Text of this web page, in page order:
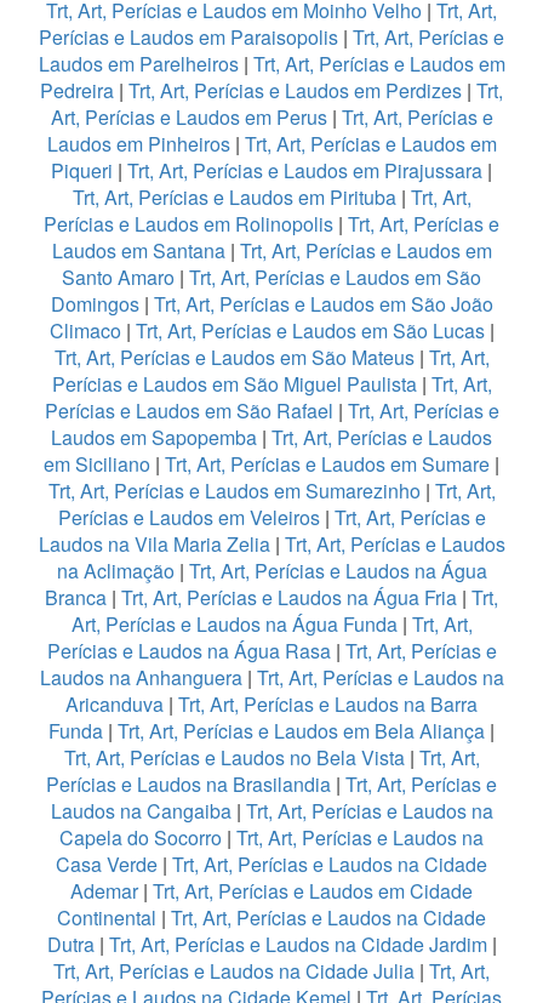
Trt, Art, Perícias e Laudos em Moinho Velho | Trt, Art,
Perícias e Laudos em Paraisopolis | Trt, Art, Perícias e
Laudos em Parelheiros| Trt, Art, Perícias e Laudos em
Pedreira | Trt, Art, Perícias e Laudos em Perdizes | Trt,
Art, Perícias e Laudos em Perus| Trt, Art, Perícias e
Laudos em Pinheiros| Trt, Art, Perícias e Laudos em
Piqueri | Trt, Art, Perícias e Laudos em Pirajussara |
Trt, Art, Perícias e Laudos em Pirituba| Trt, Art,
Perícias e Laudos em Rolinopolis | Trt, Art, Perícias e
Laudos em Santana| Trt, Art, Perícias e Laudos em
Santo Amaro | Trt, Art, Perícias e Laudos em São
Domingos| Trt, Art, Perícias e Laudos em São João
Climaco| Trt, Art, Perícias e Laudos em São Lucas|
Trt, Art, Perícias e Laudos em São Mateus | Trt, Art,
Perícias e Laudos em São Miguel Paulista| Trt, Art,
Perícias e Laudos em São Rafael | Trt, Art, Perícias e
Laudos em Sapopemba | Trt, Art, Perícias e Laudos
em Siciliano | Trt, Art, Perícias e Laudos em Sumare |
Trt, Art, Perícias e Laudos em Sumarezinho| Trt, Art,
Perícias e Laudos em Veleiros| Trt, Art, Perícias e
Laudos na Vila Maria Zelia| Trt, Art, Perícias e Laudos
na Aclimação| Trt, Art, Perícias e Laudos na Água
Branca | Trt, Art, Perícias e Laudos na Água Fria | Trt,
Art, Perícias e Laudos na Água Funda| Trt, Art,
Perícias e Laudos na Água Rasa | Trt, Art, Perícias e
Laudos na Anhanguera| Trt, Art, Perícias e Laudos na
Aricanduva | Trt, Art, Perícias e Laudos na Barra
Funda | Trt, Art, Perícias e Laudos em Bela Aliança |
Trt, Art, Perícias e Laudos no Bela Vista| Trt, Art,
Perícias e Laudos na Brasilandia | Trt, Art, Perícias e
Laudos na Cangaiba| Trt, Art, Perícias e Laudos na
Capela do Socorro | Trt, Art, Perícias e Laudos na
Casa Verde | Trt, Art, Perícias e Laudos na Cidade
Ademar| Trt, Art, Perícias e Laudos em Cidade
Continental | Trt, Art, Perícias e Laudos na Cidade
Dutra | Trt, Art, Perícias e Laudos na Cidade Jardim|
Trt, Art, Perícias e Laudos na Cidade Julia | Trt, Art,